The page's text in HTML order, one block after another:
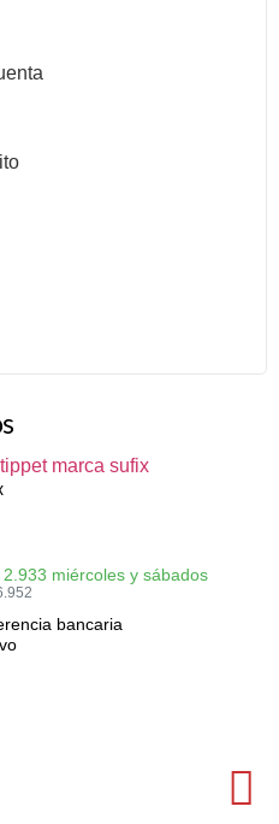
2.933 miércoles y sábados
bancaria